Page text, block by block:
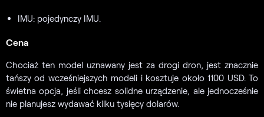
IMU: pojedynczy IMU.
Cena
Chociaż ten model uznawany jest za drogi dron, jest znacznie
tańszy od wcześniejszych modeli i kosztuje około 1100 USD. To
świetna opcja, jeśli chcesz solidne urządzenie, ale jednocześnie
nie planujesz wydawać kilku tysięcy dolarów.